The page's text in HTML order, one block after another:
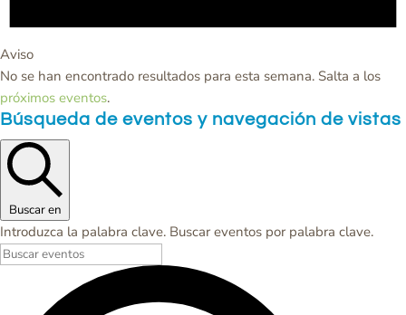
Aviso
No se han encontrado resultados para esta semana. Salta a los
próximos eventos.
Búsqueda de eventos y navegación de vistas
Buscar en
Introduzca la palabra clave. Buscar eventos por palabra clave.